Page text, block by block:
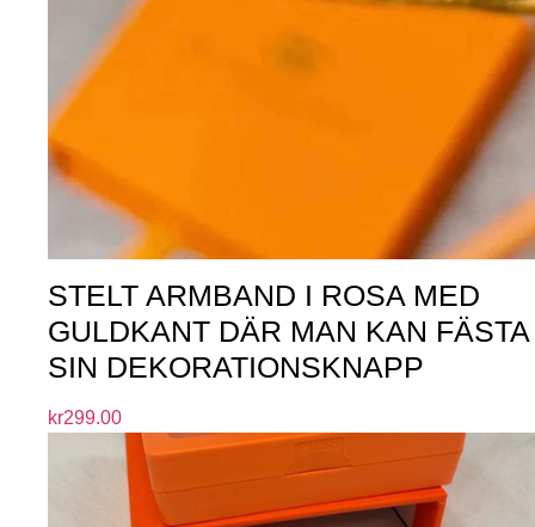
STELT ARMBAND I ROSA MED
GULDKANT DÄR MAN KAN FÄSTA
SIN DEKORATIONSKNAPP
kr299.00